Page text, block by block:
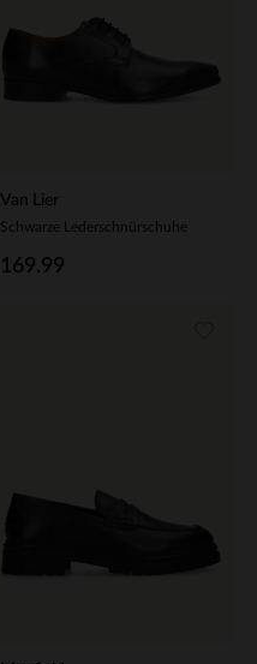
Van Lier
Schwarze Lederschnürschuhe
169.99